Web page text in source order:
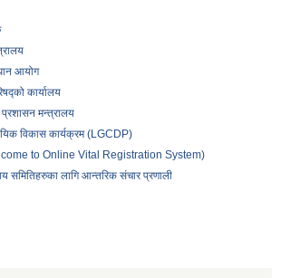
आयोग
कार्यालय
प्रशासन मन्त्रालय
विकास कार्यक्रम (LGCDP)
to Online Vital Registration System)
समितिहरुका लागि आन्तरिक संचार प्रणाली